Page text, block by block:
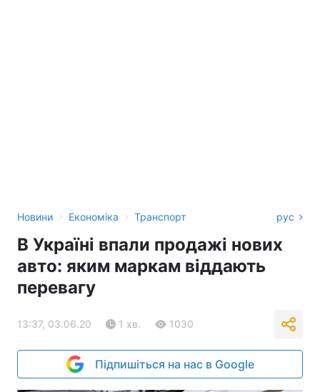
Новини › Економіка › Транспорт рус
В Україні впали продажі нових
авто: яким маркам віддають
перевагу
13:37, 03.06.20 1 хв. 1030
Підпишіться на нас в Google